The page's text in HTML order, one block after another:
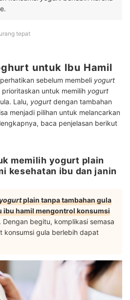
tepat
untuk Ibu Hamil
sebelum membeli yogurt
untuk memilih yogurt
Lalu, yogurt dengan tambahan
menjadi pilihan untuk melancarkan
baca penjelasan berikut
memilih yogurt plain
kesehatan ibu dan janin
plain tanpa tambahan gula
ibu hamil mengontrol konsumsi
. Dengan begitu, komplikasi semasa
konsumsi gula berlebih dapat